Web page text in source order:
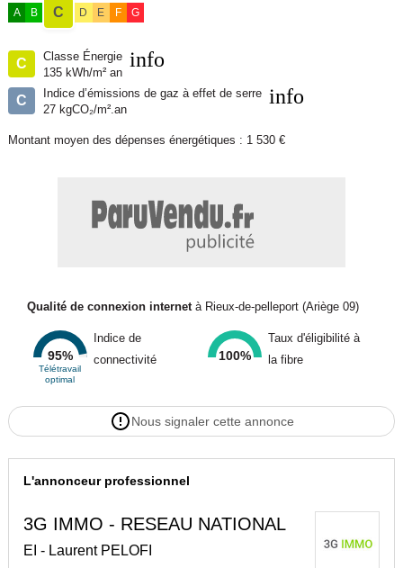
A B C D E F G
C
Classe Énergie
135 kWh/m² an
info
C
Indice d’émissions de gaz à effet de serre
27 kgCO₂/m².an
info
Montant moyen des dépenses énergétiques : 1 530 €
Qualité de connexion internetà Rieux-de-pelleport (Ariège 09)
95%
Télétravail
optimal
Indice de
connectivité
100%
Taux d'éligibilité à
la fibre
Nous signaler cette annonce
L'annonceur professionnel
3G IMMO - RESEAU NATIONAL
EI - Laurent PELOFI